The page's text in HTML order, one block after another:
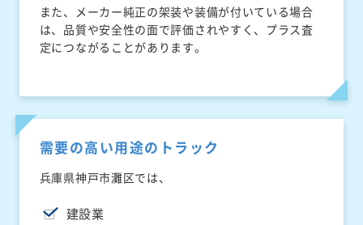
また、メーカー純正の架装や装備が付いている場合
は、品質や安全性の面で評価されやすく、プラス査
定につながることがあります。
需要の高い用途のトラック
兵庫県神戸市灘区では、
建設業